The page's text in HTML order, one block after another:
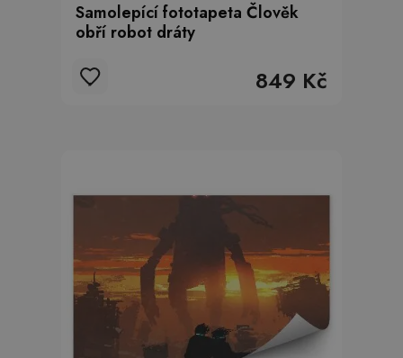
Samolepící fototapeta Člověk
obří robot dráty
849 Kč